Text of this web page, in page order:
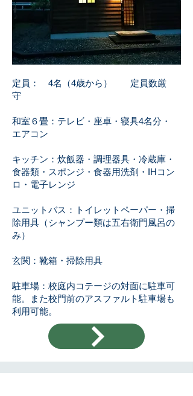
定員： 4名（4歳から） 定員数厳
守
和室６畳：テレビ・座卓・寝具4名分・
エアコン
キッチン：炊飯器・調理器具・冷蔵庫・
食器類・スポンジ・食器用洗剤・IHコン
ロ・電子レンジ​​
ユニットバス：トイレットペーパー・掃
除用具​（シャンプー類は五右衛門風呂の
み）
玄関：靴箱・掃除用具​​
​駐車場：校庭内コテージの対面に駐車可
能。また校門前のアスファルト駐車場も
利用可能。